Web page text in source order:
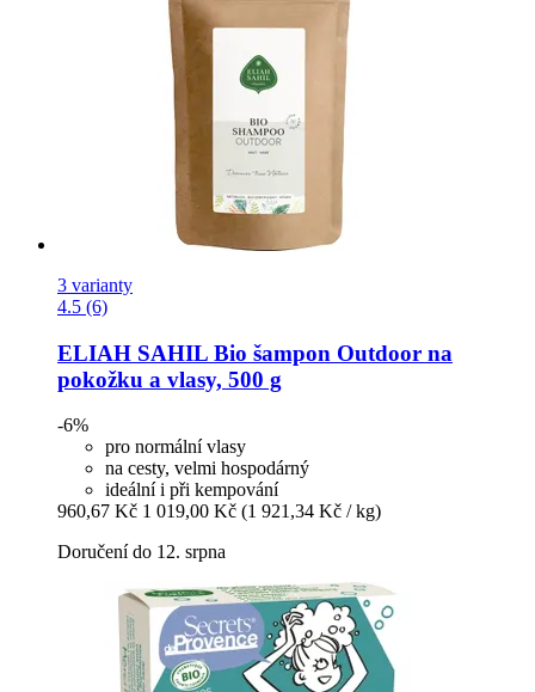
3 varianty
4.5 (6)
ELIAH SAHIL Bio šampon Outdoor na
pokožku a vlasy, 500 g
-6%
pro normální vlasy
na cesty, velmi hospodárný
ideální i při kempování
960,67 Kč 1 019,00 Kč (1 921,34 Kč / kg)
Doručení do 12. srpna